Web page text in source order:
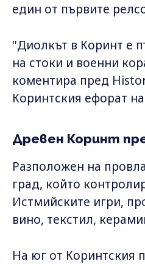
един от първите
"Диолкът в Коринт е
на стоки и военни
коментира пред
Коринтския ефорат
Древен Коринт
Разположен на
град, който
Истмийските игри,
вино, текстил,
На юг от Коринтския